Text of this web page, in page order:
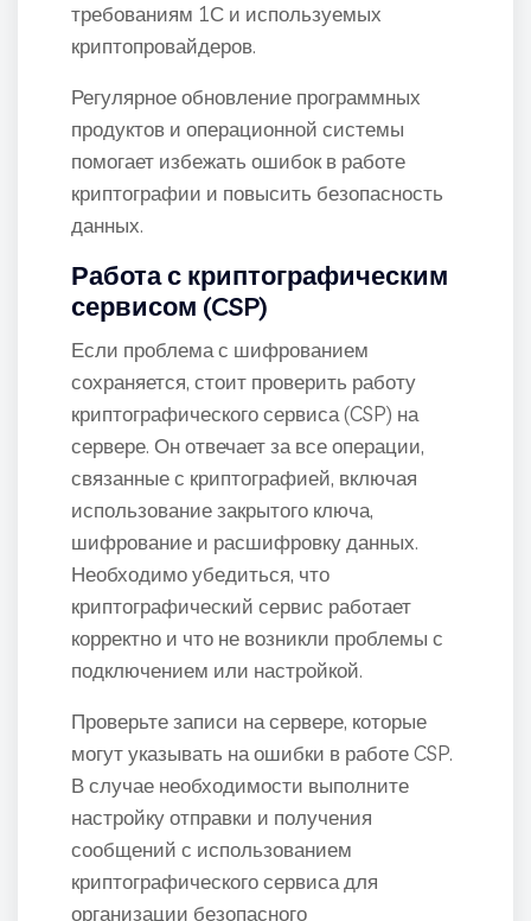
требованиям 1С и используемых
криптопровайдеров.
Регулярное обновление программных
продуктов и операционной системы
помогает избежать ошибок в работе
криптографии и повысить безопасность
данных.
Работа с криптографическим
сервисом (CSP)
Если проблема с шифрованием
сохраняется, стоит проверить работу
криптографического сервиса (CSP) на
сервере. Он отвечает за все операции,
связанные с криптографией, включая
использование закрытого ключа,
шифрование и расшифровку данных.
Необходимо убедиться, что
криптографический сервис работает
корректно и что не возникли проблемы с
подключением или настройкой.
Проверьте записи на сервере, которые
могут указывать на ошибки в работе CSP.
В случае необходимости выполните
настройку отправки и получения
сообщений с использованием
криптографического сервиса для
организации безопасного